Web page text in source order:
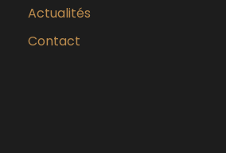
Actualités
Contact